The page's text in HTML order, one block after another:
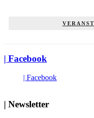
| Facebook
| Facebook
| Newsletter